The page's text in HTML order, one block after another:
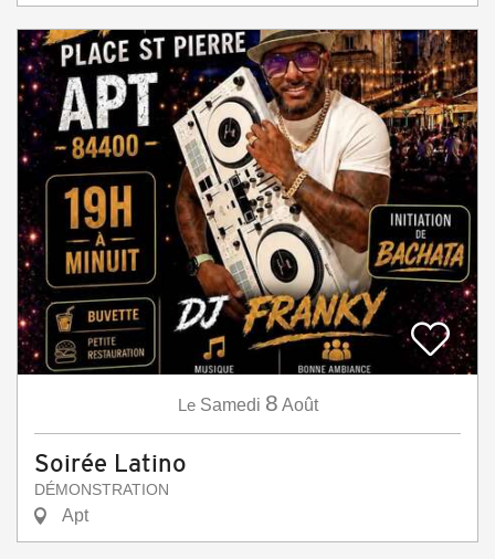
Le Samedi 8 Août
Soirée Latino
DÉMONSTRATION
Apt